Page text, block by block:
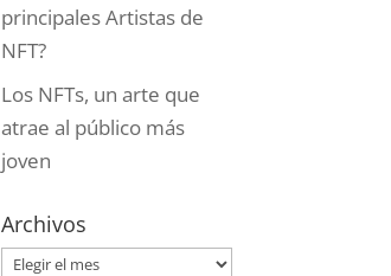
principales Artistas de
NFT?
Los NFTs, un arte que
atrae al público más
joven
Archivos
Archivos